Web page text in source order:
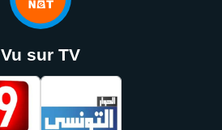
Vu sur TV